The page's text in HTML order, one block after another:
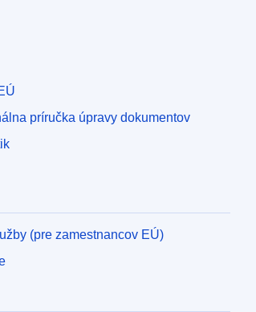
príručka úpravy dokumentov
(pre zamestnancov EÚ)